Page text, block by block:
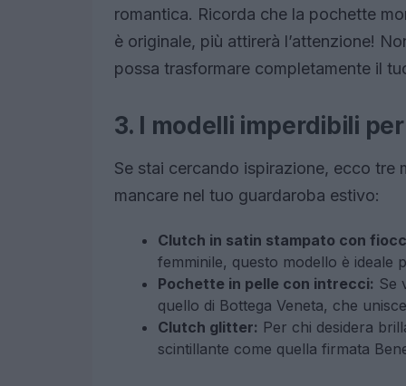
romantica. Ricorda che la pochette
è originale, più attirerà l’attenzione!
possa trasformare completamente il
3. I modelli imperdibili
Se stai cercando ispirazione, ecco
mancare nel tuo guardaroba estivo:
Clutch in satin stampato con
femminile, questo modello è ideale
Pochette in pelle con intrecci: Se
quello di Bottega Veneta, che
Clutch glitter: Per chi desidera
scintillante come quella firmata